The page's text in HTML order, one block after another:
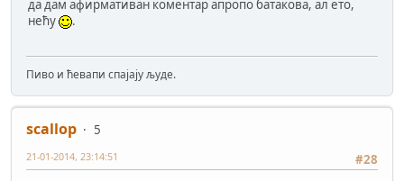
да дам афирмативан коментар апропо батакова, ал ето,
нећу
.
Пиво и ћевапи спајају људе.
scallop
5
#28
21-01-2014, 23:14:51